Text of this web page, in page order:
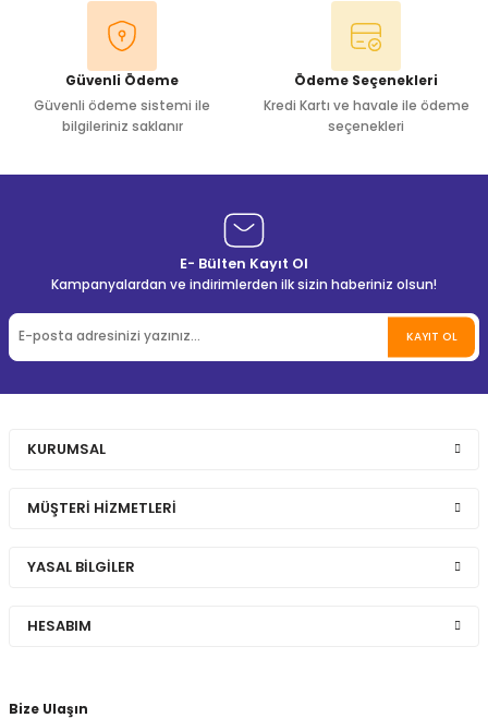
Güvenli Ödeme
Güvenli ödeme sistemi ile
bilgileriniz saklanır
Ödeme Seçenekleri
Kredi Kartı ve havale ile ödeme
seçenekleri
E- Bülten Kayıt Ol
Kampanyalardan ve indirimlerden ilk sizin haberiniz olsun!
KAYIT OL
Bize Ulaşın
KURUMSAL
MÜŞTERİ HİZMETLERİ
YASAL BİLGİLER
HESABIM